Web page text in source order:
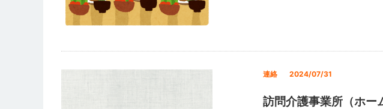
連絡 2024/07/31
訪問介護事業所（ホー